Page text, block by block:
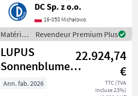
Arbeitsbreite: 3, 4 m
Gewicht der Ausrüstung:
506 kg Abmessungen:
1490/4240/1335 (Länge х
Breite х Höhe
DC Sp. z o.o.
16-050 Michałowo
Matériels
de
récolte
agricole
/ LUPUS
Revendeur Premium Plus
LUPUS
Sonnenblumenvorsatz
/ sunflower
22.924,74
€
TTC (TVA
incluse 23%)
Ann. fab. 2026